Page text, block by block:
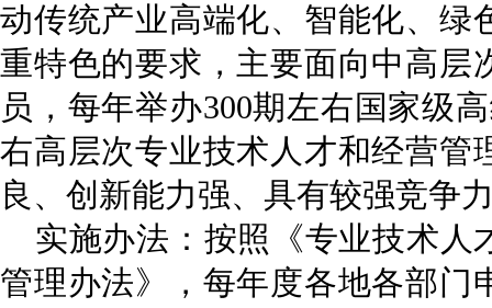
动传统产业高端化、智能化、绿
重特色的要求，主要面向中高层
员，每年举办300期左右国家级
右高层次专业技术人才和经营管
良、创新能力强、具有较强竞争
实施办法：按照《专业技术人
管理办法》，每年度各地各部门